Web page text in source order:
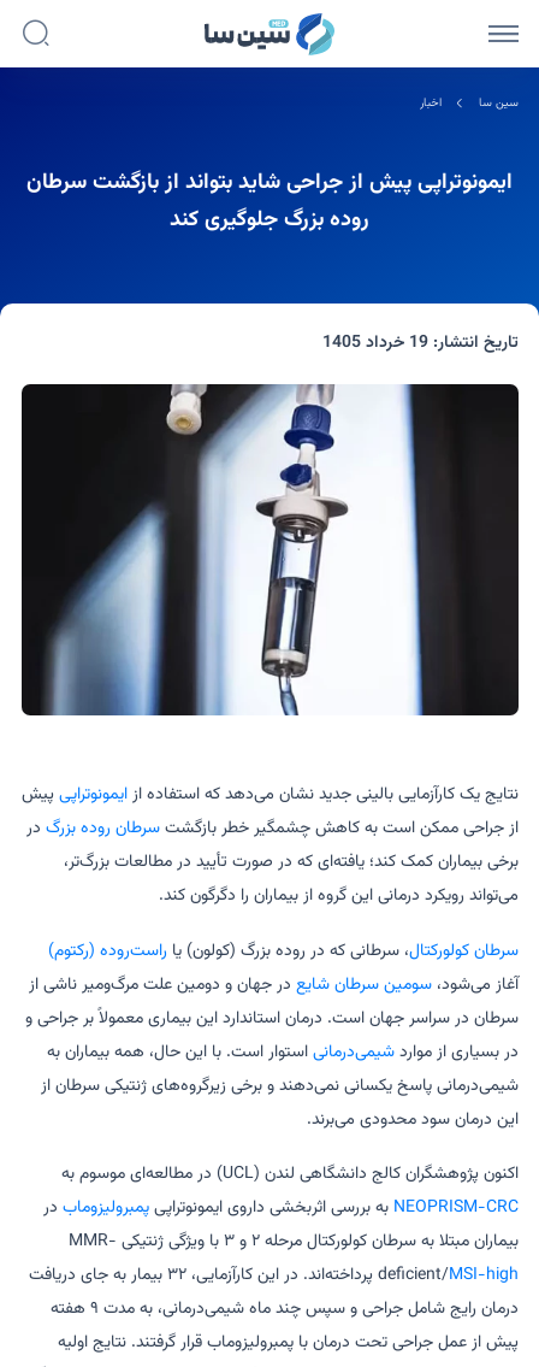
سین سا اخبار
ایمونوتراپی پیش از جراحی شاید بتواند از بازگشت سرطان
روده بزرگ جلوگیری کند
تاریخ انتشار:19 خرداد 1405
نتایج یک کارآزمایی بالینی جدید نشان می‌دهد که استفاده ازایمونوتراپی پیش
از جراحی ممکن است به کاهش چشمگیر خطر بازگشتسرطان روده بزرگ در
برخی بیماران کمک کند؛ یافته‌ای که در صورت تأیید در مطالعات بزرگ‌تر،
می‌تواند رویکرد درمانی این گروه از بیماران را دگرگون کند.
سرطان کولورکتال، سرطانی که در روده بزرگ (کولون) یا راست‌روده (رکتوم)
آغاز می‌شود،سومین سرطان شایع در جهان و دومین علت مرگ‌ومیر ناشی از
سرطان در سراسر جهان است. درمان استاندارد این بیماری معمولاً بر جراحی و
در بسیاری از مواردشیمی‌درمانیاستوار است. با این حال، همه بیماران به
شیمی‌درمانی پاسخ یکسانی نمی‌دهند و برخی زیرگروه‌های ژنتیکی سرطان از
این درمان سود محدودی می‌برند.
اکنون پژوهشگران کالج دانشگاهی لندن (UCL) در مطالعه‌ای موسوم به
NEOPRISM-CRC به بررسی اثربخشی داروی ایمونوتراپیپمبرولیزوماب در
بیماران مبتلا به سرطان کولورکتال مرحله ۲ و ۳ با ویژگی ژنتیکی MMR-
deficient/MSI-high
پرداخته‌اند. در این کارآزمایی، ۳۲ بیمار به جای دریافت
درمان رایج شامل جراحی و سپس چند ماه شیمی‌درمانی، به مدت ۹ هفته
پیش از عمل جراحی تحت درمان با پمبرولیزوماب قرار گرفتند. نتایج اولیه